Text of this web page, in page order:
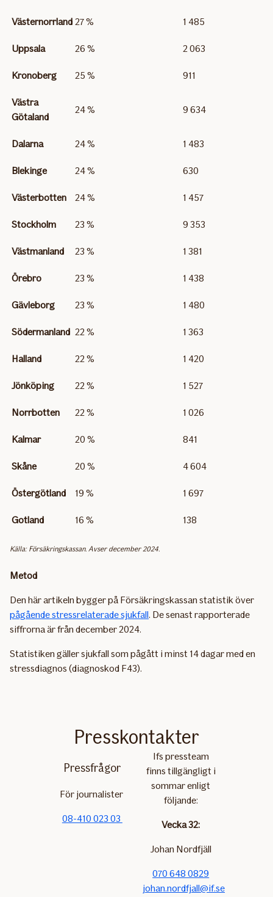
Västernorrland 27 % 1 485
Uppsala 26 % 2 063
Kronoberg 25 % 911
Västra
Götaland
24 % 9 634
Dalarna 24 % 1 483
Blekinge 24 % 630
Västerbotten 24 % 1 457
Stockholm 23 % 9 353
Västmanland 23 % 1 381
Örebro 23 % 1 438
Gävleborg 23 % 1 480
Södermanland 22 % 1 363
Halland 22 % 1 420
Jönköping 22 % 1 527
Norrbotten 22 % 1 026
Kalmar 20 % 841
Skåne 20 % 4 604
Östergötland 19 % 1 697
Gotland 16 % 138
Källa: Försäkringskassan. Avser december 2024.
Metod
Den här artikeln bygger på Försäkringskassan statistik över
pågående stressrelaterade sjukfall. De senast rapporterade
siffrorna är från december 2024.
Statistiken gäller sjukfall som pågått i minst 14 dagar med en
stressdiagnos (diagnoskod F43).
Presskontakter
Pressfrågor
För journalister
08-410 023 03
Ifs pressteam
finns tillgängligt i
sommar enligt
följande:
Vecka 32:
Johan Nordfjäll
070 648 0829
johan.nordfjall@if.se